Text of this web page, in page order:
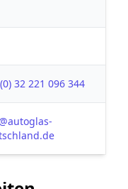
32 221 096 344